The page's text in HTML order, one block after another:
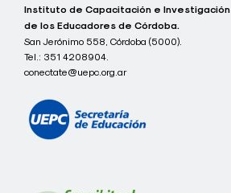
c
o
n
e
c
t
e
C
Instituto de Capacitación e Investigación
de los Educadores de Córdoba.
San Jerónimo 558, Córdoba (5000).
Tel.: 351 4208904.
conectate@uepc.org.ar